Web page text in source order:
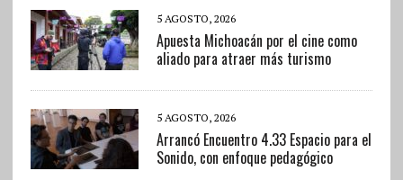
5 AGOSTO, 2026
Apuesta Michoacán por el cine como
aliado para atraer más turismo
5 AGOSTO, 2026
Arrancó Encuentro 4.33 Espacio para el
Sonido, con enfoque pedagógico